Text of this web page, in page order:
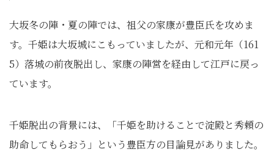
大坂冬の陣・夏の陣では、祖父の家康が豊臣氏を攻めま
す。千姫は大坂城にこもっていましたが、元和元年（161
5）落城の前夜脱出し、家康の陣営を経由して江戸に戻っ
ています。
千姫脱出の背景には、「千姫を助けることで淀殿と秀頼の
助命してもらおう」という豊臣方の目論見がありました。